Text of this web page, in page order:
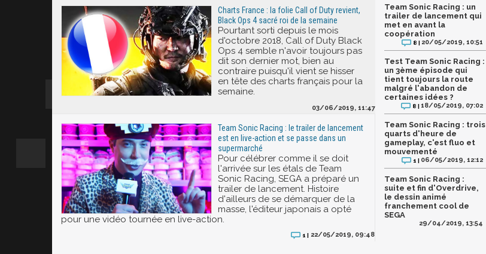
Charts France : la folie Call of Duty revient,
Black Ops 4 sacré roi de la semaine
Pourtant sorti depuis le mois
d'octobre 2018, Call of Duty Black
Ops 4 semble n'avoir toujours pas
dit son dernier mot, bien au
contraire puisqu'il vient se hisser
en tête des charts français pour la
semaine.
03/06/2019, 11:47
Team Sonic Racing : le trailer de lancement
est en live-action et se passe dans un
supermarché
Pour célébrer comme il se doit
l'arrivée sur les étals de Team
Sonic Racing, SEGA a préparé un
trailer de lancement. Histoire
d'ailleurs de se démarquer de la
masse, l'éditeur japonais a opté
pour une vidéo tournée en live-action.
1 | 22/05/2019, 09:48
Team Sonic Racing : un
trailer de lancement qui
met en avant la
coopération
8 | 20/05/2019, 10:51
Test Team Sonic Racing :
un 3ème épisode qui
tient toujours la route
malgré l'abandon de
certaines idées ?
8 |18/05/2019, 07:02
Team Sonic Racing : trois
quarts d'heure de
gameplay, c'est fluo et
mouvementé
1 | 06/05/2019, 12:12
Team Sonic Racing :
suite et fin d'Overdrive,
le dessin animé
franchement cool de
SEGA
29/04/2019, 13:54